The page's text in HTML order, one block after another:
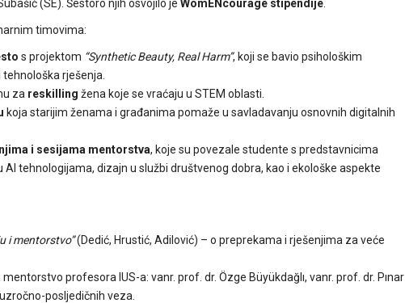
(SE). Šestoro njih osvojilo je WomENcourage stipendije
timovima:
s projektom “Synthetic Beauty, Real Harm”, koji se bavio psihološkim
rješenja.
za reskilling žena koje se vraćaju u STEM oblasti.
koja starijim ženama i građanima pomaže u savladavanju osnovnih digitalnih
i sesijama mentorstva, koje su povezale studente s predstavnicima
tehnologijama, dizajn u službi društvenog dobra, kao i ekološke aspekte
i mentorstvo”(Dedić, Hrustić, Adilović) – o preprekama i rješenjima za veće
profesora IUS-a: vanr. prof. dr. Özge Büyükdağlı, vanr. prof. dr. Pınar
posljedičnih veza.